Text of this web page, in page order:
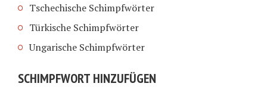
Tschechische Schimpfwörter
Türkische Schimpfwörter
Ungarische Schimpfwörter
SCHIMPFWORT HINZUFÜGEN